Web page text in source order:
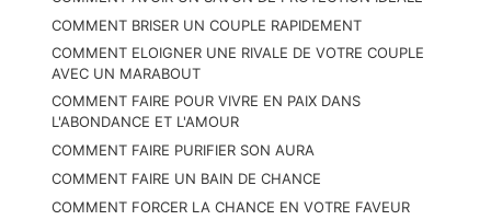
COMMENT BRISER UN COUPLE RAPIDEMENT
COMMENT ELOIGNER UNE RIVALE DE VOTRE COUPLE
AVEC UN MARABOUT
COMMENT FAIRE POUR VIVRE EN PAIX DANS
L'ABONDANCE ET L'AMOUR
COMMENT FAIRE PURIFIER SON AURA
COMMENT FAIRE UN BAIN DE CHANCE
COMMENT FORCER LA CHANCE EN VOTRE FAVEUR